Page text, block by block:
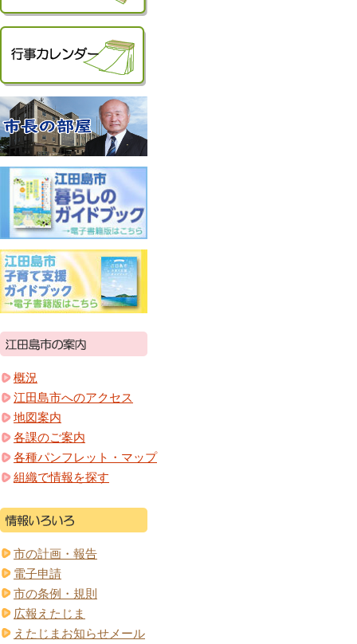
概況
江田島市へのアクセス
地図案内
各課のご案内
各種パンフレット・マップ
組織で情報を探す
市の計画・報告
電子申請
市の条例・規則
広報えたじま
えたじまお知らせメール